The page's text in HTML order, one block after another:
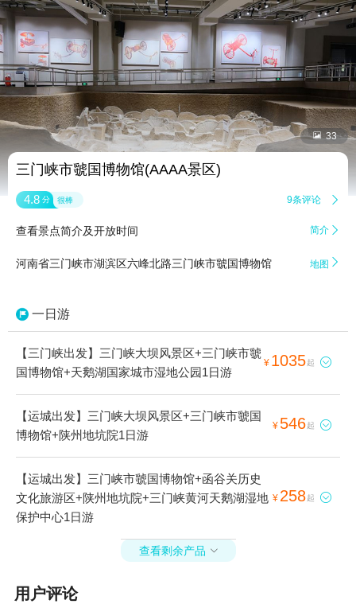
 33
三门峡市虢国博物馆(AAAA景区)
4.8 分 很棒 9条评论 
查看景点简介及开放时间 简介 
河南省三门峡市湖滨区六峰北路三门峡市虢国博物馆 地图 
一日游
【三门峡出发】三门峡大坝风景区+三门峡市虢
国博物馆+天鹅湖国家城市湿地公园1日游
¥ 1035起 
【运城出发】三门峡大坝风景区+三门峡市虢国
博物馆+陕州地坑院1日游
¥ 546起 
【运城出发】三门峡市虢国博物馆+函谷关历史
文化旅游区+陕州地坑院+三门峡黄河天鹅湖湿地
保护中心1日游
¥ 258起 
查看剩余产品 
用户评论
